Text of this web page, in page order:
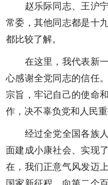
赵乐际同志、王沪宁
常委，其他同志都是十
都比较了解。
在这里，我代表新一
心感谢全党同志的信任
宗旨，牢记自己的使命
作，决不辜负党和人民重
经过全党全国各族人
面建成小康社会、实现
在，我们正意气风发迈